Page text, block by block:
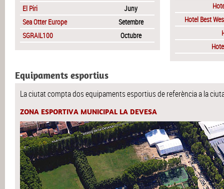
El Piri
Juny
Sea Otter Europe
Setembre
SGRAIL100
Octubre
Hotel Best
Equipaments esportius
La ciutat compta dos equipaments esportius de referència a la
ZONA ESPORTIVA MUNICIPAL LA DEVESA